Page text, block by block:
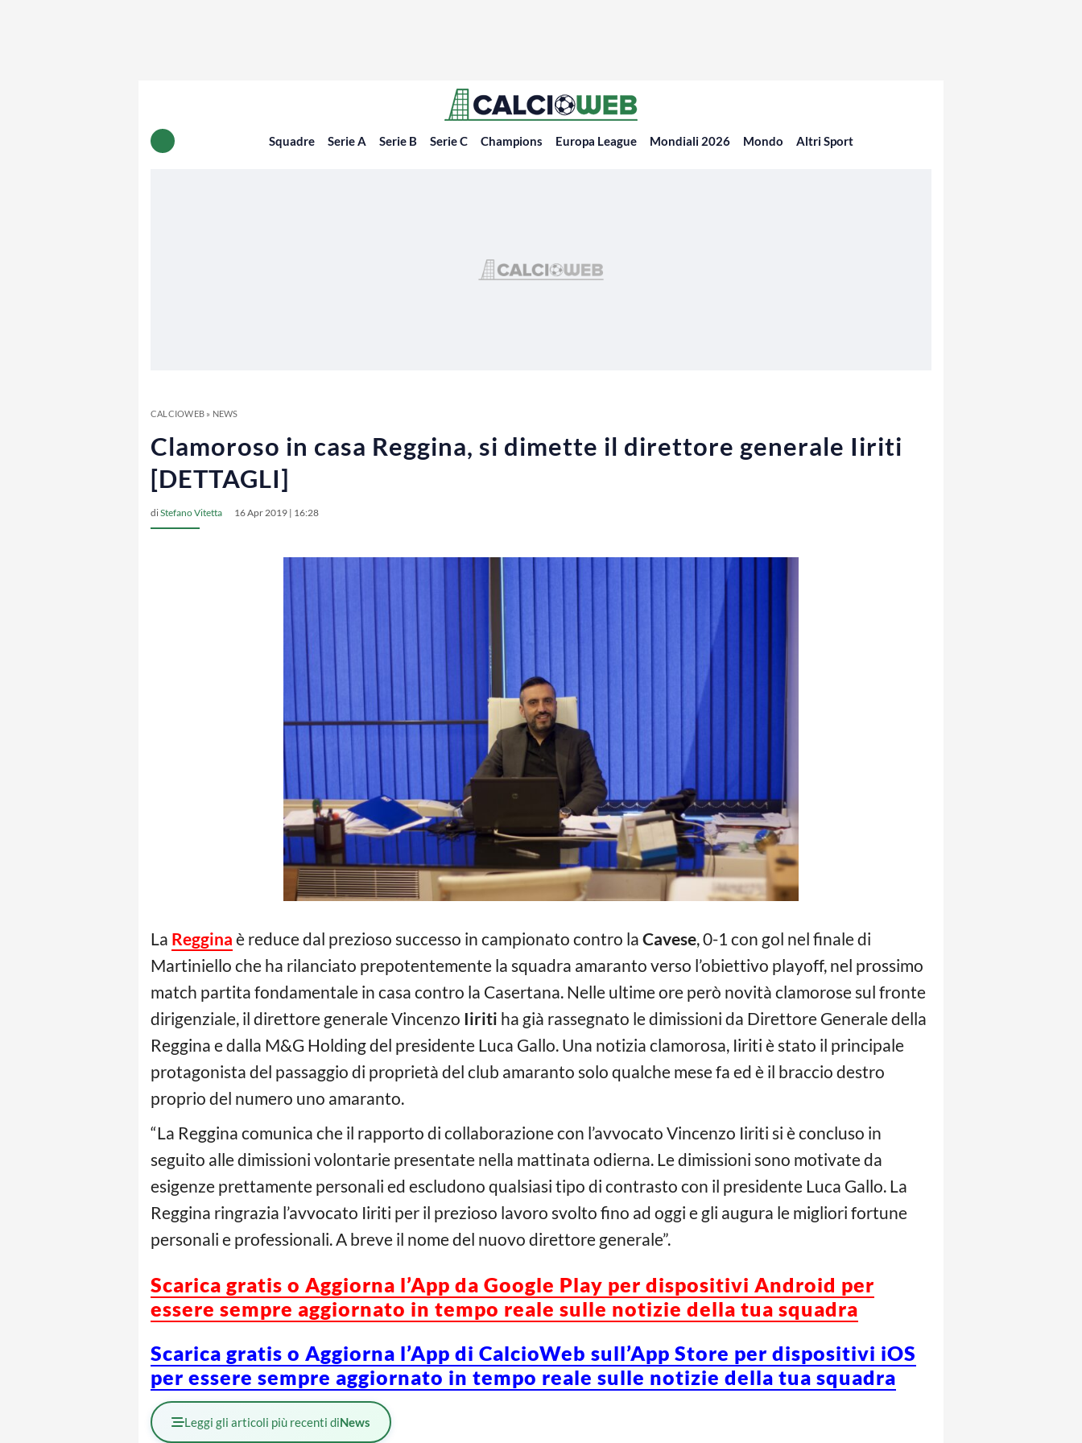
Squadre Serie A Serie B Serie C Champions Europa League Mondiali 2026 Mondo Altri Sport
CALCIOWEB» NEWS
Clamoroso in casa Reggina, si dimette il direttore generale Iiriti
[DETTAGLI]
diStefano Vitetta 16 Apr 2019 | 16:28
La Reggina è reduce dal prezioso successo in campionato contro la Cavese, 0-1 con gol nel finale di
Martiniello che ha rilanciato prepotentemente la squadra amaranto verso l’obiettivo playoff, nel prossimo
match partita fondamentale in casa contro la Casertana. Nelle ultime ore però novità clamorose sul fronte
dirigenziale, il direttore generale Vincenzo Iiriti ha già rassegnato le dimissioni da Direttore Generale della
Reggina e dalla M&G Holding del presidente Luca Gallo. Una notizia clamorosa, Iiriti è stato il principale
protagonista del passaggio di proprietà del club amaranto solo qualche mese fa ed è il braccio destro
proprio del numero uno amaranto.
“La Reggina comunica che il rapporto di collaborazione con l’avvocato Vincenzo Iiriti si è concluso in
seguito alle dimissioni volontarie presentate nella mattinata odierna. Le dimissioni sono motivate da
esigenze prettamente personali ed escludono qualsiasi tipo di contrasto con il presidente Luca Gallo. La
Reggina ringrazia l’avvocato Iiriti per il prezioso lavoro svolto fino ad oggi e gli augura le migliori fortune
personali e professionali. A breve il nome del nuovo direttore generale”.
Scarica gratis o Aggiorna l’App da Google Play per dispositivi Android per
essere sempre aggiornato in tempo reale sulle notizie della tua squadra
Scarica gratis o Aggiorna l’App di CalcioWeb sull’App Store per dispositivi iOS
per essere sempre aggiornato in tempo reale sulle notizie della tua squadra
Leggi gli articoli più recenti diNews